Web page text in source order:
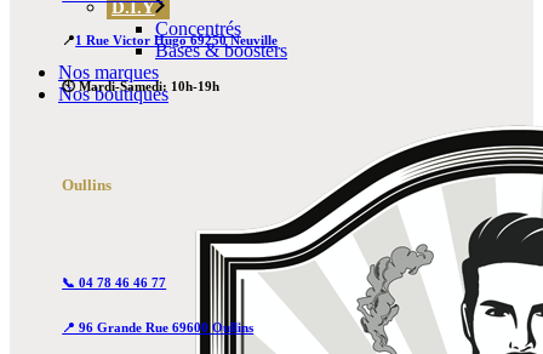
D.I.Y
Concentrés
Bases & boosters
Nos marques
Nos boutiques
📍1 Rue Victor Hugo 69250 Neuville
🕙 Mardi-Samedi: 10h-19h
Oullins
📞 04 78 46 46 77
📍 96 Grande Rue 69600 Oullins